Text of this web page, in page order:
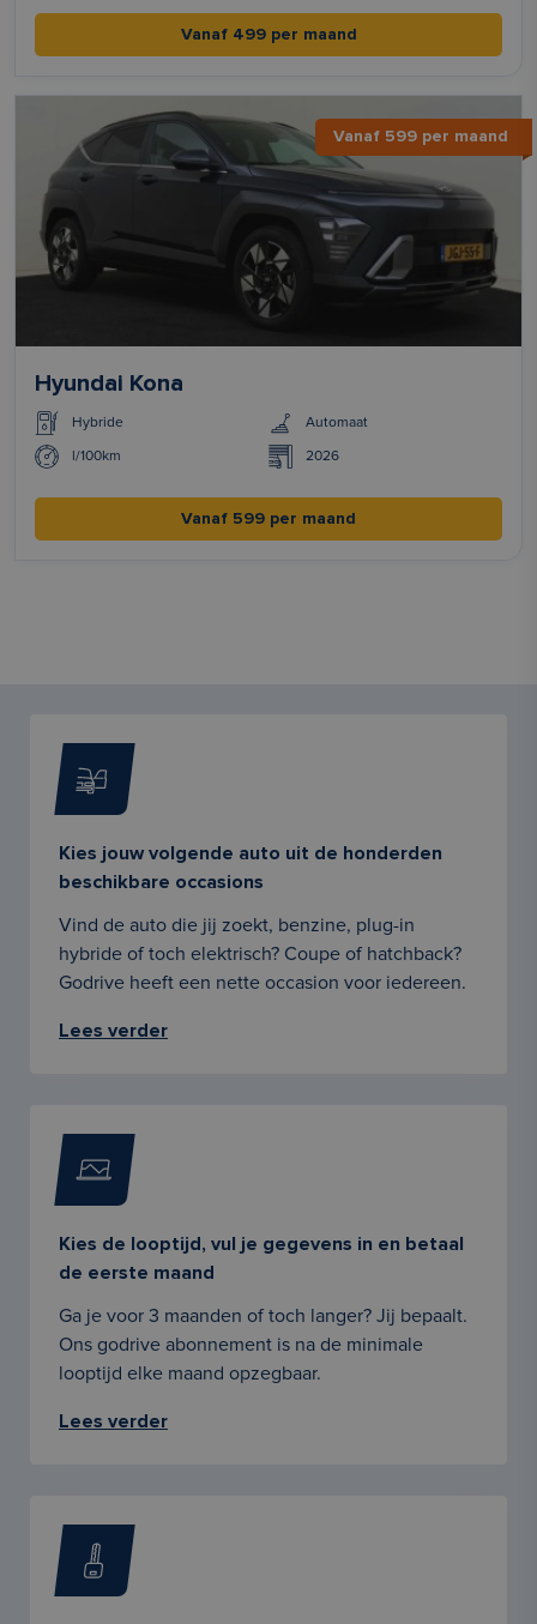
Vanaf 499 per maand
Vanaf 599 per maand
Hyundai Kona
Hybride Automaat
l/100km 2026
Vanaf 599 per maand
Kies jouw volgende auto uit de honderden
beschikbare occasions
Vind de auto die jij zoekt, benzine, plug-in
hybride of toch elektrisch? Coupe of hatchback?
Godrive heeft een nette occasion voor iedereen.
Lees verder
Kies de looptijd, vul je gegevens in en betaal
de eerste maand
Ga je voor 3 maanden of toch langer? Jij bepaalt.
Ons godrive abonnement is na de minimale
looptijd elke maand opzegbaar.
Lees verder